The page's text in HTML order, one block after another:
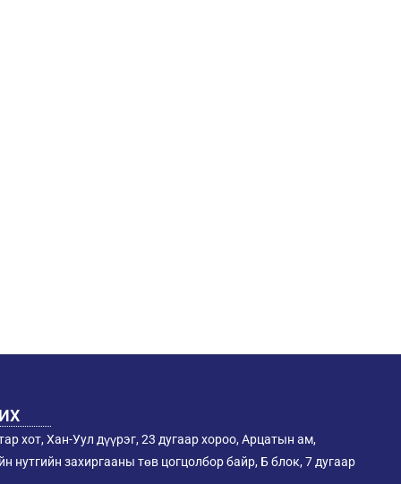
хот, Хан-Уул дүүрэг, 23 дугаар хороо, Арцатын ам,
нутгийн захиргааны төв цогцолбор байр, Б блок, 7 дугаар